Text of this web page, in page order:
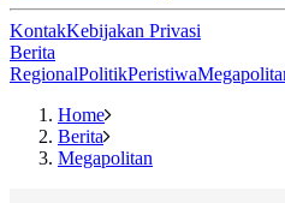
KontakKebijakan Privasi
Berita
RegionalPolitikPeristiwa
Home
Berita
Megapolitan